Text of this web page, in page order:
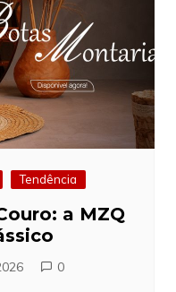
Tendência
a MZQ
0